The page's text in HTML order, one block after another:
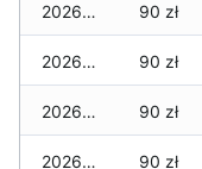
2026-07-17 90 zł
2026-07-16 90 zł
2026-07-15 90 zł
2026-07-14 90 zł